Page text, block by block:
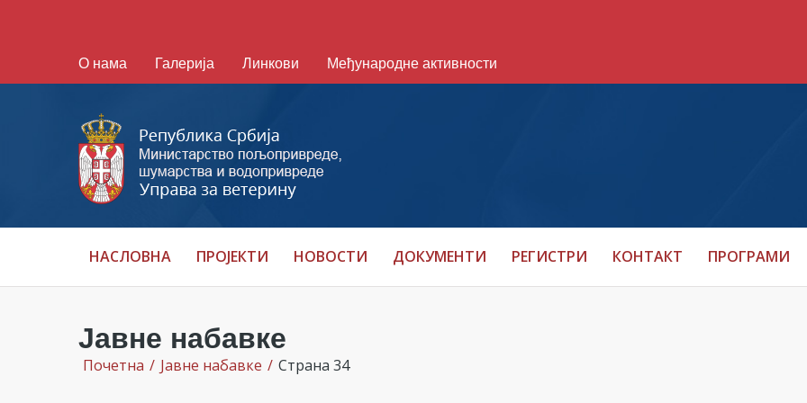
О нама Галерија Линкови Међународне активности
НАСЛОВНА ПРОЈЕКТИ НОВОСТИ ДОКУМЕНТИ РЕГИСТРИ КОНТАКТ ПРОГРАМИ
Јавне набавке
Почетна / Јавне набавке / Страна 34